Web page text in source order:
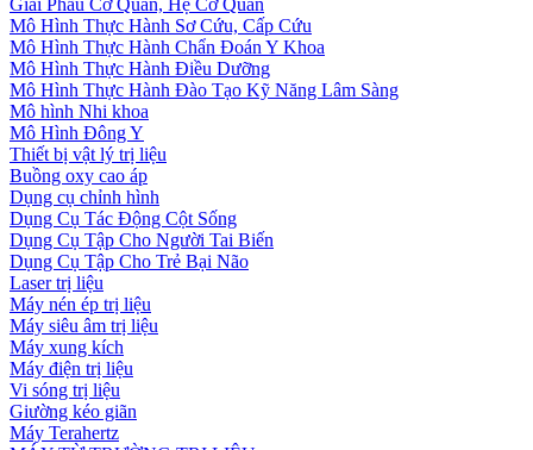
Giải Phẫu Cơ Quan, Hệ Cơ Quan
Mô Hình Thực Hành Sơ Cứu, Cấp Cứu
Mô Hình Thực Hành Chẩn Đoán Y Khoa
Mô Hình Thực Hành Điều Dưỡng
Mô Hình Thực Hành Đào Tạo Kỹ Năng Lâm Sàng
Mô hình Nhi khoa
Mô Hình Đông Y
Thiết bị vật lý trị liệu
Buồng oxy cao áp
Dụng cụ chỉnh hình
Dụng Cụ Tác Động Cột Sống
Dụng Cụ Tập Cho Người Tai Biến
Dụng Cụ Tập Cho Trẻ Bại Não
Laser trị liệu
Máy nén ép trị liệu
Máy siêu âm trị liệu
Máy xung kích
Máy điện trị liệu
Vi sóng trị liệu
Giường kéo giãn
Máy Terahertz